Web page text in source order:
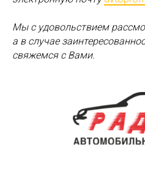
Мы с удовольствием
а в случае
свяжемся с Вами.